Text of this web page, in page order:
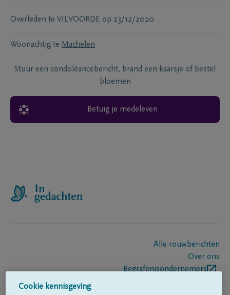
Overleden te VILVOORDE op 23/12/2020
Woonachtig te Machelen
Stuur een condoléancebericht, brand een kaarsje of bestel
bloemen
Betuig je medeleven
Alle rouwberichten
Over ons
Begrafenisondernemers
Cookie kennisgeving